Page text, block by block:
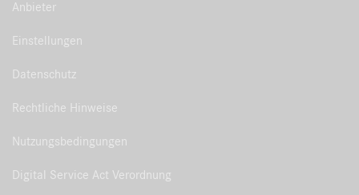
Anbieter
Einstellungen
Datenschutz
Rechtliche Hinweise
Nutzungsbedingungen
Digital Service Act Verordnung